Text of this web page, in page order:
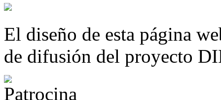
El diseño de esta página
de difusión del proyecto